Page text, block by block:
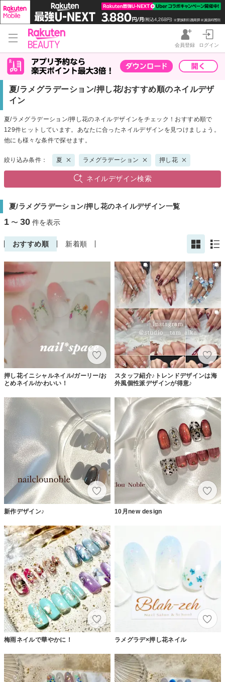
会員登録 ログイン
夏/ラメグラデーション/押し花/おすすめ順のネイルデザ
イン
夏/ラメグラデーション/押し花のネイルデザインをチェック！おすすめ順で
129件ヒットしています。あなたに合ったネイルデザインを見つけましょう。
他にも様々な条件で探せます。
絞り込み条件： 夏 ラメグラデーション 押し花
ネイルデザイン検索
夏/ラメグラデーション/押し花のネイルデザイン一覧
1 〜 30 件を表示
おすすめ順 新着順
押し花イニシャルネイル/ガーリー/お
とめネイル/かわいい！
スタッフ紹介♪トレンドデザインは海
外風個性派デザインが得意♪
新作デザイン♪ 10月new design
梅雨ネイルで華やかに！ ラメグラデ×押し花ネイル